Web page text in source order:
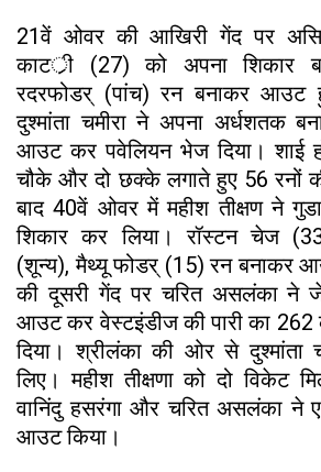
21वें ओवर की आखिरी गेंद पर
काटर्ी (27) को अपना शिकार
रदरफोडर् (पांच) रन बनाकर
दुश्मांता चमीरा ने अपना अर्धशतक
आउट कर पवेलियन भेज दिया। शाई
चौके और दो छक्के लगाते हुए 56 रनों
बाद 40वें ओवर में महीश तीक्षण ने
शिकार कर लिया। रॉस्टन चेज
(शून्य), मैथ्यू फोडर् (15) रन बनाकर
की दूसरी गेंद पर चरित असलंका ने
आउट कर वेस्टइंडीज की पारी का
दिया। श्रीलंका की ओर से दुश्मांता
लिए। महीश तीक्षणा को दो विकेट
वानिंदु हसरंगा और चरित असलंका ने
आउट किया।